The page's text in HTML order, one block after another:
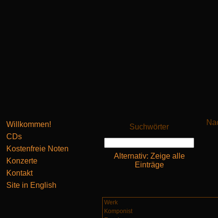
Willkommen!
CDs
Kostenfreie Noten
Konzerte
Kontakt
Site in English
Suchwörter
Alternativ: Zeige alle
Einträge
Werk
Komponist